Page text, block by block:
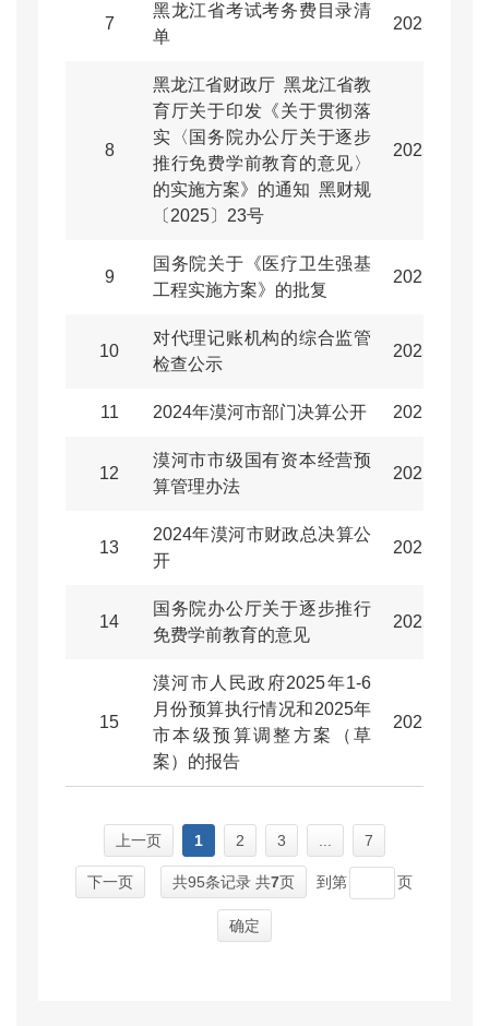
7
黑龙江省考试考务费目录清
单
2025-11-20
8
黑龙江省财政厅 黑龙江省教
育厅关于印发《关于贯彻落
实〈国务院办公厅关于逐步
推行免费学前教育的意见〉
的实施方案》的通知 黑财规
〔2025〕23号
2025-09-09
9
国务院关于《医疗卫生强基
工程实施方案》的批复
2025-09-08
10
对代理记账机构的综合监管
检查公示
2025-09-08
11 2024年漠河市部门决算公开 2025-09-01
12
漠河市市级国有资本经营预
算管理办法
2025-08-29
13
2024年漠河市财政总决算公
开
2025-08-14
14
国务院办公厅关于逐步推行
免费学前教育的意见
2025-08-06
15
漠河市人民政府2025年1-6
月份预算执行情况和2025年
市本级预算调整方案（草
案）的报告
2025-08-06
上一页 1 2 3 7
下一页 共95条记录 共7页 到第 页
确定